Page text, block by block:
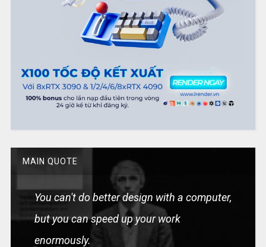
MAIN QUOTE
You can't do better design with a computer,
but you can speed up your work
enormously.